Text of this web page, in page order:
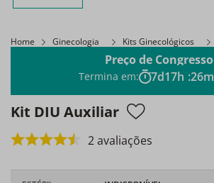
Home Ginecologia Kits Ginecológicos
Preço de Congresso
Termina em: 7d17h :26m
Kit DIU Auxiliar
2avaliações